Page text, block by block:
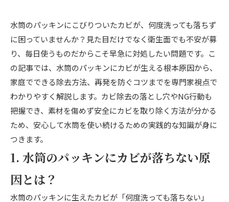
水筒のパッキンにこびりついたカビが、何度洗っても落ちず
に困っていませんか？見た目だけでなく衛生面でも不安が募
り、毎日使うものだからこそ早急に対処したい問題です。こ
の記事では、水筒のパッキンにカビが生える根本原因から、
家庭でできる除去方法、再発を防ぐコツまでを専門家視点で
わかりやすく解説します。カビ除去の落とし穴やNG行動も
把握でき、素材を傷めず安全にカビを取り除く方法が分かる
ため、安心して水筒を使い続けるための実践的な知識が身に
つきます。
1. 水筒のパッキンにカビが落ちない原
因とは？
水筒のパッキンに生えたカビが「何度洗っても落ちない」